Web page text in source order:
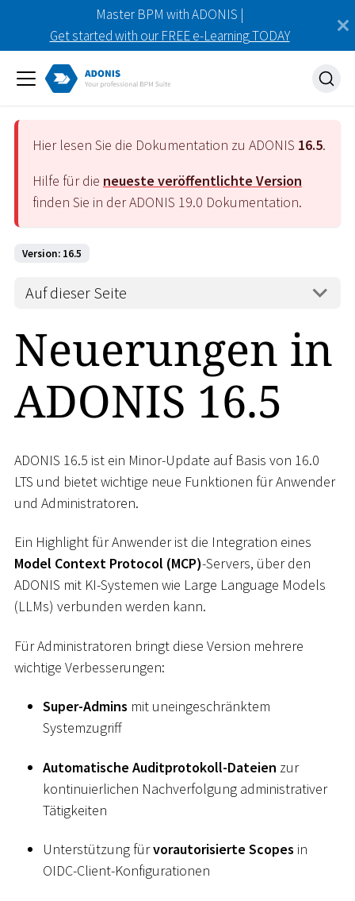
Master BPM with ADONIS |
Get started with our FREE e-Learning TODAY
Hier lesen Sie die Dokumentation zu ADONIS 16.5.
Hilfe für die neueste veröffentlichte Version
finden Sie in der ADONIS 19.0 Dokumentation.
Version: 16.5
Auf dieser Seite
Neuerungen in
ADONIS 16.5
ADONIS 16.5 ist ein Minor-Update auf Basis von 16.0
LTS und bietet wichtige neue Funktionen für Anwender
und Administratoren.
Ein Highlight für Anwender ist die Integration eines
Model Context Protocol (MCP)-Servers, über den
ADONIS mit KI-Systemen wie Large Language Models
(LLMs) verbunden werden kann.
Für Administratoren bringt diese Version mehrere
wichtige Verbesserungen:
Super-Admins mit uneingeschränktem
Systemzugriff
Automatische Auditprotokoll-Dateien zur
kontinuierlichen Nachverfolgung administrativer
Tätigkeiten
Unterstützung fürvorautorisierte Scopes in
OIDC-Client-Konfigurationen